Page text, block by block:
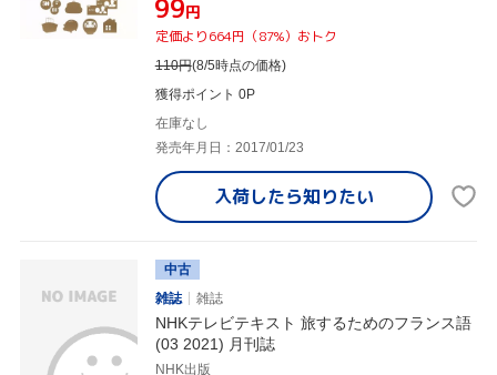
¥99円
定価より664円（87%）おトク
110円(8/5時点の価格)
獲得ポイント 0P
在庫なし
発売年月日：2017/01/23
入荷したら知りたい
中古
雑誌
雑誌
NHKテレビテキスト 旅するためのフランス語
(03 2021) 月刊誌
NHK出版